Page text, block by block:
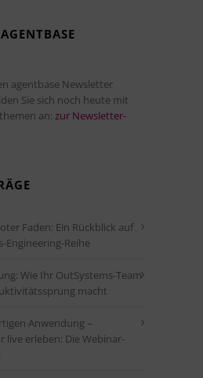
agentbase Newsletter
Sie sich noch heute mit
an: zur Newsletter-
Faden: Ein Rückblick auf
Engineering-Reihe
Wie Ihr OutSystems-Team
macht
Anwendung –
live erleben: Die Webinar-